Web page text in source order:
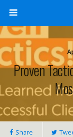
Proven
Share